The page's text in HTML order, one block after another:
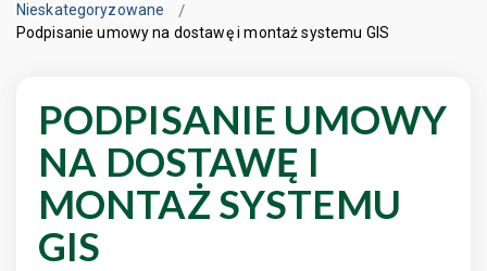
Nieskategoryzowane
Podpisanie umowy na dostawę i montaż systemu GIS
PODPISANIE UMOWY
NA DOSTAWĘ I
MONTAŻ SYSTEMU
GIS